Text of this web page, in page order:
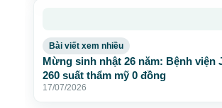
Bài viết xem nhiều
Mừng sinh nhật 26 năm: Bệnh viện
260 suất thẩm mỹ 0 đồng
17/07/2026